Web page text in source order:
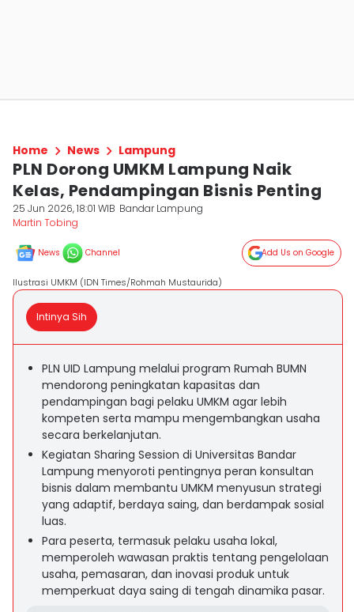
Home News Lampung
PLN Dorong UMKM Lampung Naik
Kelas, Pendampingan Bisnis Penting
25 Jun 2026, 18:01 WIB Bandar Lampung
Martin Tobing
News Channel Add Us on Google
Ilustrasi UMKM (IDN Times/Rohmah Mustaurida)
Intinya Sih
PLN UID Lampung melalui program Rumah BUMN
mendorong peningkatan kapasitas dan
pendampingan bagi pelaku UMKM agar lebih
kompeten serta mampu mengembangkan usaha
secara berkelanjutan.
Kegiatan Sharing Session di Universitas Bandar
Lampung menyoroti pentingnya peran konsultan
bisnis dalam membantu UMKM menyusun strategi
yang adaptif, berdaya saing, dan berdampak sosial
luas.
Para peserta, termasuk pelaku usaha lokal,
memperoleh wawasan praktis tentang pengelolaan
usaha, pemasaran, dan inovasi produk untuk
memperkuat daya saing di tengah dinamika pasar.